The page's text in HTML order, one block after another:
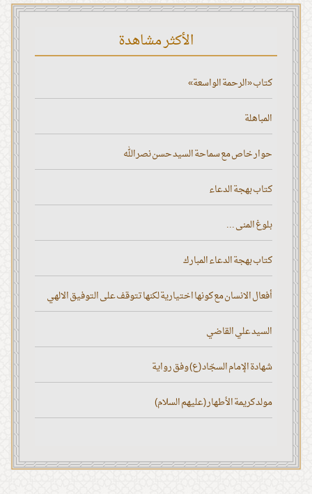
الأكثر مشاهدة
كتاب «الرحمة الواسعة»
المباهلة
حوار خاص مع سماحة السيد حسن نصر الله
كتاب بهجة الدعاء
بلوغ المنى ...
كتاب بهجة الدعاء المبارك
أفعال الانسان مع كونها اختيارية لكنها تتوقف على التوفيق الالهي
السيد علي القاضي
شهادة الإمام السجّاد (ع) وفق رواية
مولد كريمة الأطهار (عليهم السلام)